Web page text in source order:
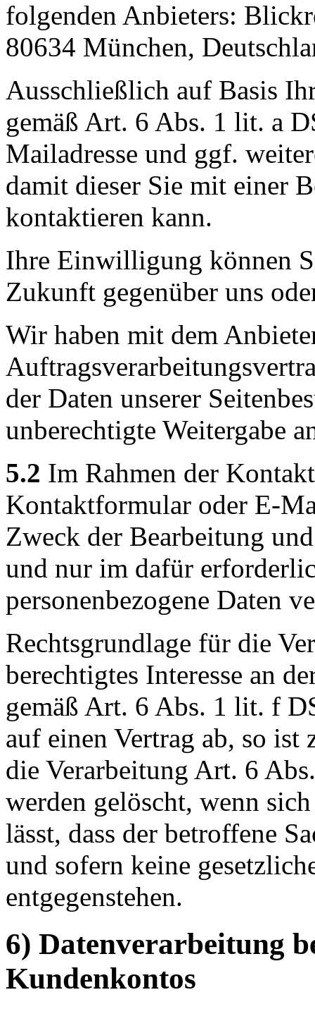
folgenden Anbieters:
80634 München,
Ausschließlich auf Basis
gemäß Art. 6 Abs. 1 lit. a
Mailadresse und ggf.
damit dieser Sie mit einer
kontaktieren kann.
Ihre Einwilligung können
Zukunft gegenüber uns
Wir haben mit dem
der Daten unserer
unberechtigte Weitergabe
5.2 Im Rahmen der
Kontaktformular oder E-
Zweck der Bearbeitung
und nur im dafür
personenbezogene Daten
Rechtsgrundlage für die
berechtigtes Interesse an
gemäß Art. 6 Abs. 1 lit. f
auf einen Vertrag ab, so ist
die Verarbeitung Art. 6
werden gelöscht, wenn
lässt, dass der betroffene
und sofern keine
entgegenstehen.
6) Datenverarbeitung
Kundenkontos